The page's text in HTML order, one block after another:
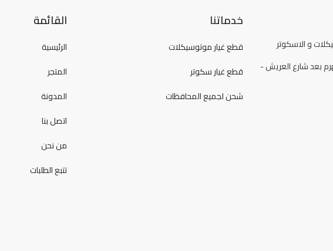
و الاسكوتر
بعد شارع العريش -
خدماتنا
قطع غيار موتوسيكلات
قطع غيار سكوتر
شحن لجميع المحافظات
القائمة
الرئيسية
المتجر
المدونة
اتصل بنا
من نحن
تتبع الطلبات